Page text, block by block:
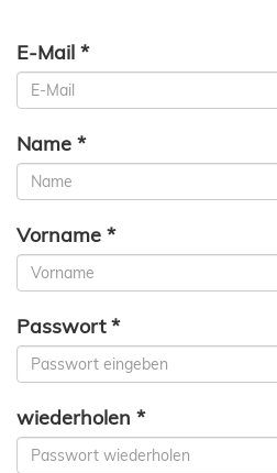
E-Mail *
Name *
Vorname *
Passwort *
wiederholen *